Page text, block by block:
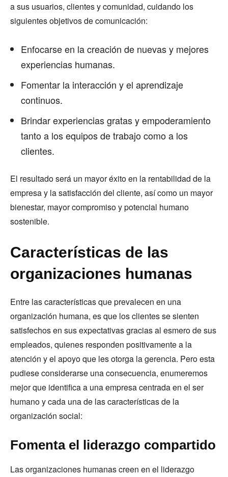
a sus usuarios, clientes y comunidad, cuidando los
siguientes objetivos de comunicación:
Enfocarse en la creación de nuevas y mejores
experiencias humanas.
Fomentar la interacción y el aprendizaje
continuos.
Brindar experiencias gratas y empoderamiento
tanto a los equipos de trabajo como a los
clientes.
El resultado será un mayor éxito en la rentabilidad de la
empresa y la satisfacción del cliente, así como un mayor
bienestar, mayor compromiso y potencial humano
sostenible.
Características de las
organizaciones humanas
Entre las características que prevalecen en una
organización humana, es que los clientes se sienten
satisfechos en sus expectativas gracias al esmero de sus
empleados, quienes responden positivamente a la
atención y el apoyo que les otorga la gerencia. Pero esta
pudiese considerarse una consecuencia, enumeremos
mejor que identifica a una empresa centrada en el ser
humano y cada una de las características de la
organización social:
Fomenta el liderazgo compartido
Las organizaciones humanas creen en el liderazgo